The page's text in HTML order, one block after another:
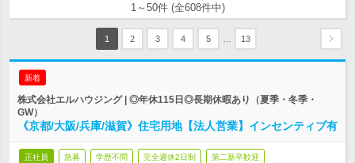
1～50件 (全608件中)
1 2 3 4 5 13
新着
株式会社エルハウジング | ◎年休115日◎長期休暇あり（夏季・冬季・
GW）
《京都/大阪/兵庫/滋賀》住宅用地【法人営業】インセンティブ有
正社員 急募 学歴不問 完全週休2日制 第二新卒歓迎